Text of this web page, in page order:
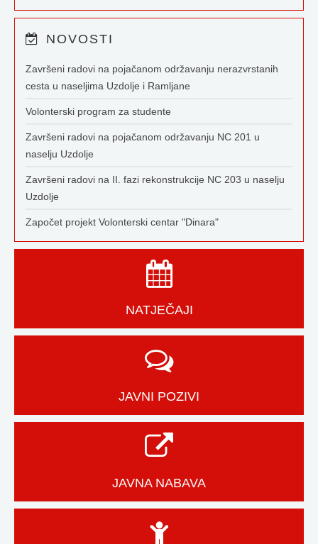
NOVOSTI
Završeni radovi na pojačanom održavanju nerazvrstanih
cesta u naseljima Uzdolje i Ramljane
Volonterski program za studente
Završeni radovi na pojačanom održavanju NC 201 u
naselju Uzdolje
Završeni radovi na II. fazi rekonstrukcije NC 203 u naselju
Uzdolje
Započet projekt Volonterski centar "Dinara"
NATJEČAJI
JAVNI POZIVI
JAVNA NABAVA